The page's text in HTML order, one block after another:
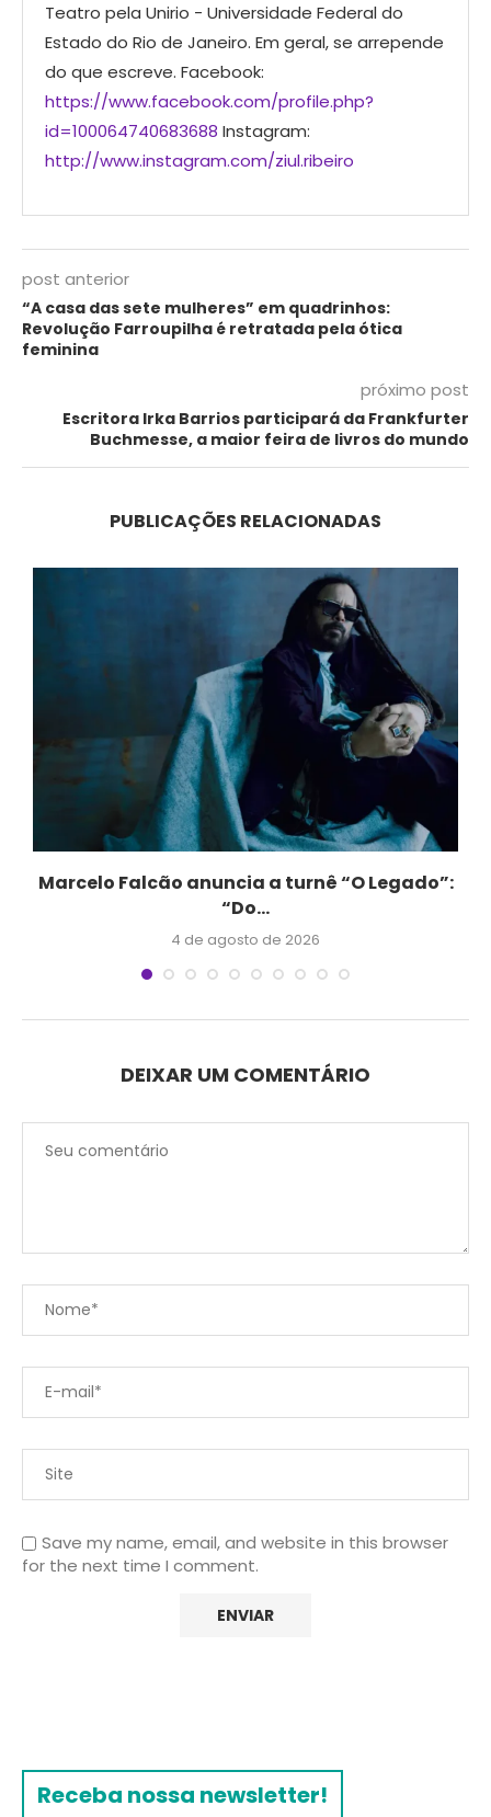
Teatro pela Unirio - Universidade Federal do
Estado do Rio de Janeiro. Em geral, se arrepende
do que escreve. Facebook:
https://www.facebook.com/profile.php?
id=100064740683688 Instagram:
http://www.instagram.com/ziul.ribeiro
post anterior
“A casa das sete mulheres” em quadrinhos:
Revolução Farroupilha é retratada pela ótica
feminina
próximo post
Escritora Irka Barrios participará da Frankfurter
Buchmesse, a maior feira de livros do mundo
PUBLICAÇÕES RELACIONADAS
Marcelo Falcão anuncia a turnê “O Legado”:
“Do...
4 de agosto de 2026
DEIXAR UM COMENTÁRIO
Save my name, email, and website in this browser
for the next time I comment.
Receba nossa newsletter!